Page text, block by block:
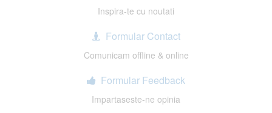
Inspira-te cu noutati
Formular Contact
Comunicam offline & online
Formular Feedback
Impartaseste-ne opinia